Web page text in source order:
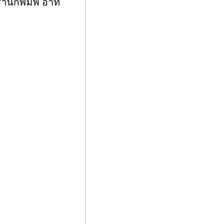
ำนักพิมพ์ อาทิ